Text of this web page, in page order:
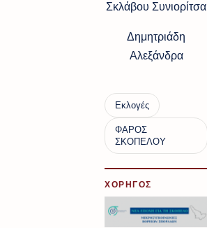
Σκλάβου Συνιορίτσα
Δημητριάδη
Αλεξάνδρα
ΧΟΡΗΓΟΣ